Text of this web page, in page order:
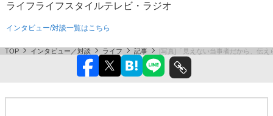
ライフライフスタイルテレビ・ラジオ
インタビュー/対談一覧はこちら
TOP インタビュー／対談 ライフ 記事 [写真]「見えない当事者だから、伝